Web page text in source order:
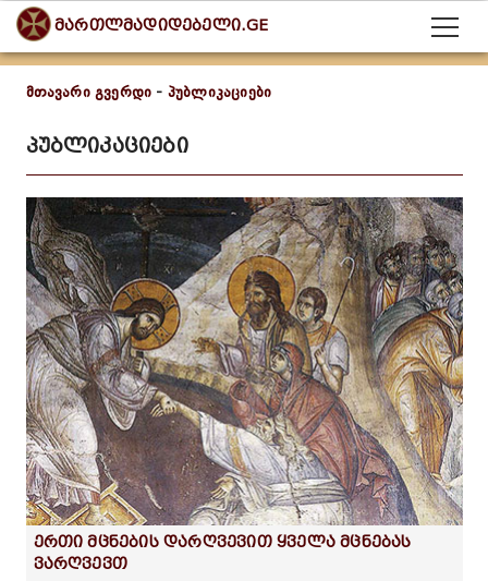
მართლმადიდებელი.GE
მთავარი გვერდი - პუბლიკაციები
პუბლიკაციები
ერთი მცნების დარღვევით ყველა მცნებას
ვარღვევთ